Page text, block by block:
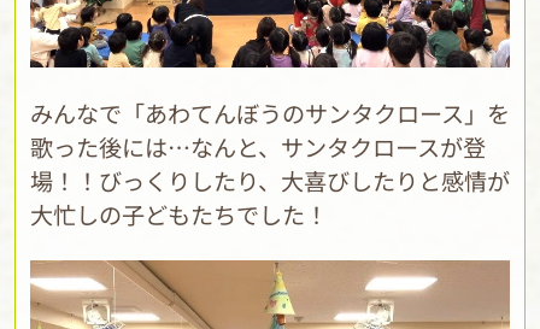
みんなで「あわてんぼうのサンタクロース」を
歌った後には…なんと、サンタクロースが登
場！！びっくりしたり、大喜びしたりと感情が
大忙しの子どもたちでした！